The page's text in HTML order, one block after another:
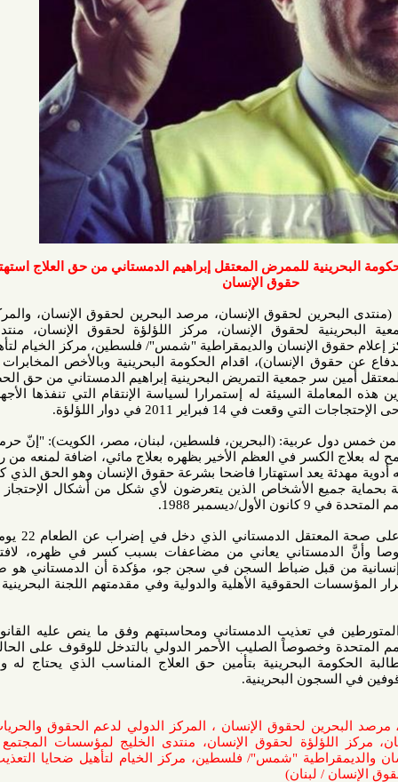
للممرض المعتقل إبراهيم الدمستاني من حق العلاج استهتار بشرعة
حقوق الإنسان
لحقوق الإنسان، مرصد البحرين لحقوق الإنسان، والمركز الدولي
لحقوق الإنسان، مركز اللؤلؤة لحقوق الإنسان، منتدى الخليج
الإنسان والديمقراطية "شمس"/ فلسطين، مركز الخيام لتأهيل ضحايا
الإنسان)، اقدام الحكومة البحرينية وبالأخص المخابرات العسكرية
جمعية التمريض البحرينية إبراهيم الدمستاني من حق الحصول على
السيئة له إستمرارا لسياسة الإنتقام التي تنفذها الأجهزة الأمنية
2011 في دوار اللؤلؤة.
(البحرين، فلسطين، لبنان، مصر، الكويت): "إنّ حرمان معتقل
في العظم الأخير بظهره بعلاج مائي، اضافة لمنعه من رؤية طبيبه
يعد استهتارا فاضحا بشرعة حقوق الإنسان وهو الحق الذي كفله المبدأ
الأشخاص الذين يتعرضون لأي شكل من أشكال الإحتجاز أو السجن
1988.
وأبدت المنظمات قلقها الشديد على صحة المعتقل الدمستاني الذي دخل في إضراب عن الطعام 22 يوما احتجاجا
يعاني من مضاعفات بسبب كسر في ظهره، لافتة إلى أنّ
قبل ضباط السجن في سجن جو، مؤكدة أن الدمستاني هو ضمن أفراد
الحقوقية الأهلية والدولية وفي مقدمتهم اللجنة البحرينية المستقلة
تعذيب الدمستاني ومحاسبتهم وفق ما ينص عليه القانون الدولي
الصليب الأحمر الدولي بالتدخل للوقوف على الحالة الصحية
البحرينية بتأمين حق العلاج المناسب الذي يحتاج له والكف عن
البحرينية.
لحقوق الإنسان ، المركز الدولي لدعم الحقوق والحريات / مصر،
لحقوق الإنسان، منتدى الخليج لمؤسسات المجتمع المدني /
"شمس"/ فلسطين، مركز الخيام لتأهيل ضحايا التعذيب / لبنان،
/ لبنان)